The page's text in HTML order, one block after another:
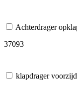
Achterdrager
37093
klapdrager